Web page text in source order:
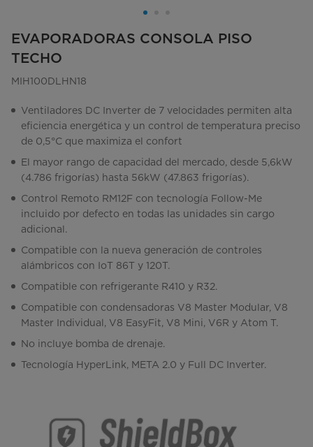
EVAPORADORAS CONSOLA PISO
TECHO
MIH100DLHN18
Ventiladores DC Inverter de 7 velocidades permiten alta
eficiencia energética y un control de temperatura preciso
de 0,5°C que maximiza el confort
El mayor rango de capacidad del mercado, desde 5,6kW
(4.786 frigorías) hasta 56kW (47.863 frigorías).
Control Remoto RM12F con tecnología Follow-Me
incluido por defecto en todas las unidades sin cargo
adicional.
Compatible con la nueva generación de controles
alámbricos con IoT 86T y 120T.
Compatible con refrigerante R410 y R32.
Compatible con condensadoras V8 Master Modular, V8
Master Individual, V8 EasyFit, V8 Mini, V6R y Atom T.
No incluye bomba de drenaje.
Tecnología HyperLink, META 2.0 y Full DC Inverter.